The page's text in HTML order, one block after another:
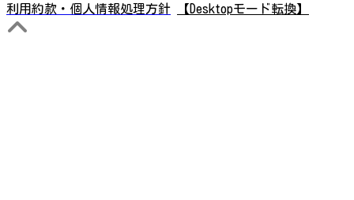
利用約款・個人情報処理方針
【Desktopモード転換】